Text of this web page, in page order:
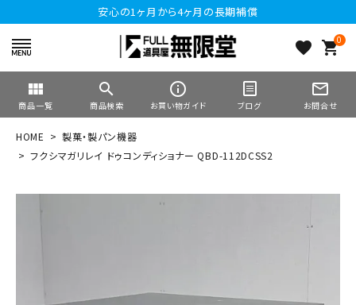
安心の1ヶ月から4ヶ月の長期補償
favorite 0
shopping_cart
view_module
商品一覧
search
商品検索
info_outline
お買い物ガイド ブログ
mail_outline
お問合せ
HOME
製菓・製パン機器
フクシマガリレイ ドゥコンディショナー QBD-112DCSS2